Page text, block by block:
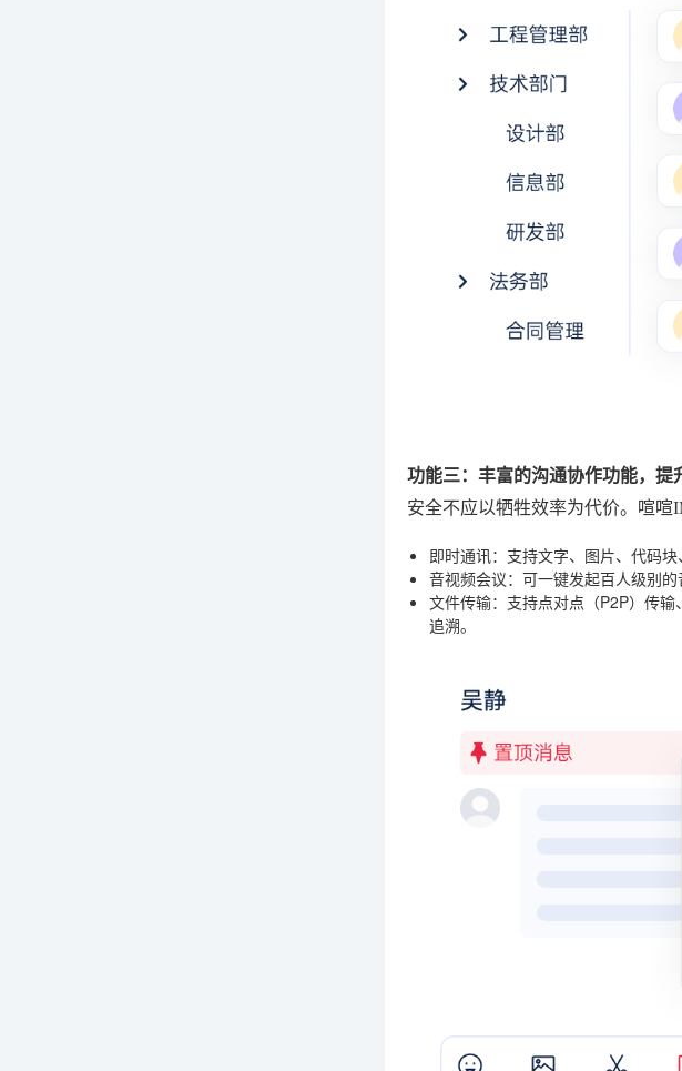
功能三：丰富的沟通协作功能，提
安全不应以牺牲效率为代价。喧喧
即时通讯：支持文字、图片、代码
音视频会议：可一键发起百人级别
文件传输：支持点对点（P2P）传
追溯。